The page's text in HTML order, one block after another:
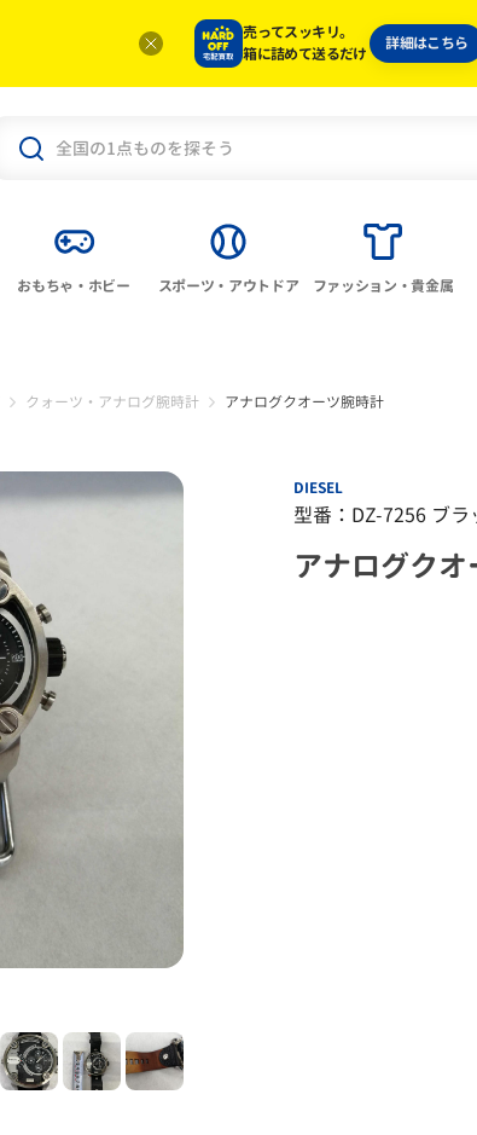
売ってスッキリ。
箱に詰めて送るだけ
詳細はこちら
おもちゃ・ホビー スポーツ・アウトドア ファッション・貴金属
クォーツ・アナログ腕時計 アナログクオーツ腕時計
DIESEL
型番：DZ-7256 ブラ
アナログク